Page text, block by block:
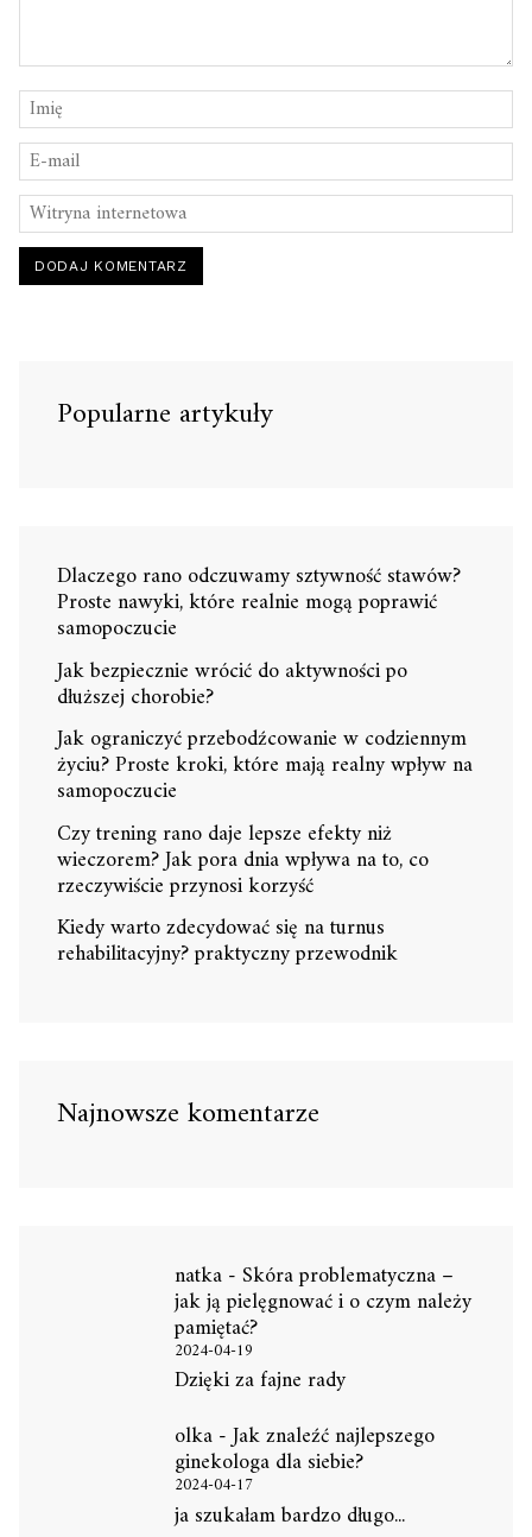
Popularne artykuły
Dlaczego rano odczuwamy sztywność stawów?
Proste nawyki, które realnie mogą poprawić
samopoczucie
Jak bezpiecznie wrócić do aktywności po
dłuższej chorobie?
Jak ograniczyć przebodźcowanie w codziennym
życiu? Proste kroki, które mają realny wpływ na
samopoczucie
Czy trening rano daje lepsze efekty niż
wieczorem? Jak pora dnia wpływa na to, co
rzeczywiście przynosi korzyść
Kiedy warto zdecydować się na turnus
rehabilitacyjny? praktyczny przewodnik
Najnowsze komentarze
natka-Skóra problematyczna –
jak ją pielęgnować i o czym należy
pamiętać?
2024-04-19
Dzięki za fajne rady
olka-Jak znaleźć najlepszego
ginekologa dla siebie?
2024-04-17
ja szukałam bardzo długo...